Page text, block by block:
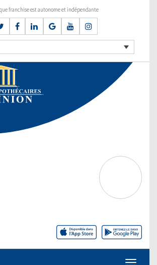
franchise est autonome et indépendante